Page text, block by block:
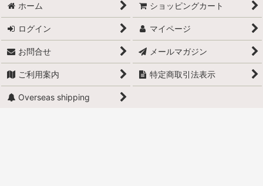
ホーム ショッピングカート
ログイン マイページ
お問合せ メールマガジン
ご利用案内 特定商取引法表示
Overseas shipping